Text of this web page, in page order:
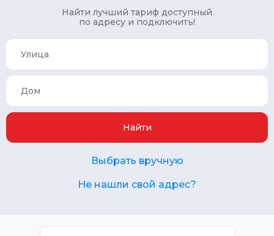
Найти лучший тариф доступный
по адресу и подключить!
Найти
Выбрать вручную
Не нашли свой адрес?